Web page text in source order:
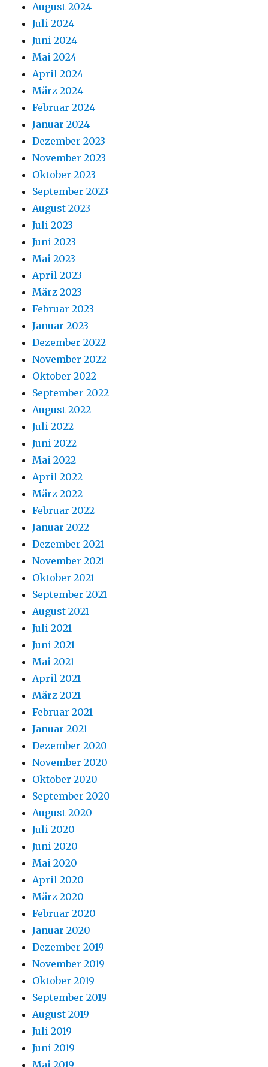
August 2024
Juli 2024
Juni 2024
Mai 2024
April 2024
März 2024
Februar 2024
Januar 2024
Dezember 2023
November 2023
Oktober 2023
September 2023
August 2023
Juli 2023
Juni 2023
Mai 2023
April 2023
März 2023
Februar 2023
Januar 2023
Dezember 2022
November 2022
Oktober 2022
September 2022
August 2022
Juli 2022
Juni 2022
Mai 2022
April 2022
März 2022
Februar 2022
Januar 2022
Dezember 2021
November 2021
Oktober 2021
September 2021
August 2021
Juli 2021
Juni 2021
Mai 2021
April 2021
März 2021
Februar 2021
Januar 2021
Dezember 2020
November 2020
Oktober 2020
September 2020
August 2020
Juli 2020
Juni 2020
Mai 2020
April 2020
März 2020
Februar 2020
Januar 2020
Dezember 2019
November 2019
Oktober 2019
September 2019
August 2019
Juli 2019
Juni 2019